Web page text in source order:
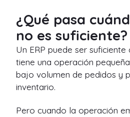
¿Qué pasa
no es suficiente?
Un ERP puede ser
tiene una operación
bajo volumen de pedidos y
inventario.
Pero cuando la operación